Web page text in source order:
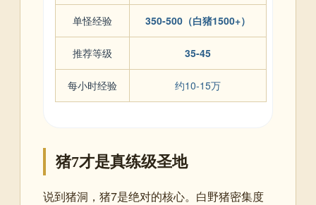
单怪经验 350-500（白猪1500+）
推荐等级 35-45
每小时经验 约10-15万
猪7才是真练级圣地
说到猪洞，猪7是绝对的核心。白野猪密集度